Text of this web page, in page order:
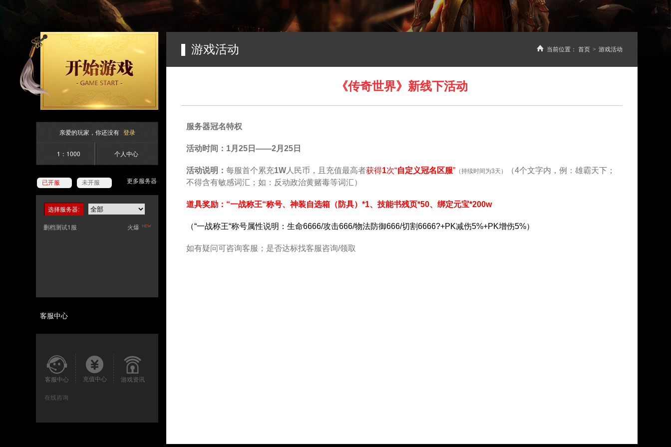
亲爱的玩家，你还没有 登录
1：1000 个人中心
已开服 未开服
选择服务器:
火爆
删档测试1服
更多服务器
客服中心
客服中心 充值中心 游戏资讯
在线咨询
游戏活动 当前位置： 首页 > 游戏活动
《传奇世界》新线下活动
服务器冠名特权
活动时间：1月25日——2月25日
活动说明： 每服首个累充1W 人民币，且充值最高者获得1次“自定义冠名区服” （持续时间为3天）
（4个文字内，例：雄霸天下；
不得含有敏感词汇；如：反动政治黄赌毒等词汇）
道具奖励：“一战称王“称号、神装自选箱（防具）*1、技能书残页*50、绑定元宝*200w
（“一战称王“称号属性说明：生命6666/攻击666/物法防御666/切割6666?+PK减伤5%+PK增伤5%）
如有疑问可咨询客服；是否达标找客服咨询/领取